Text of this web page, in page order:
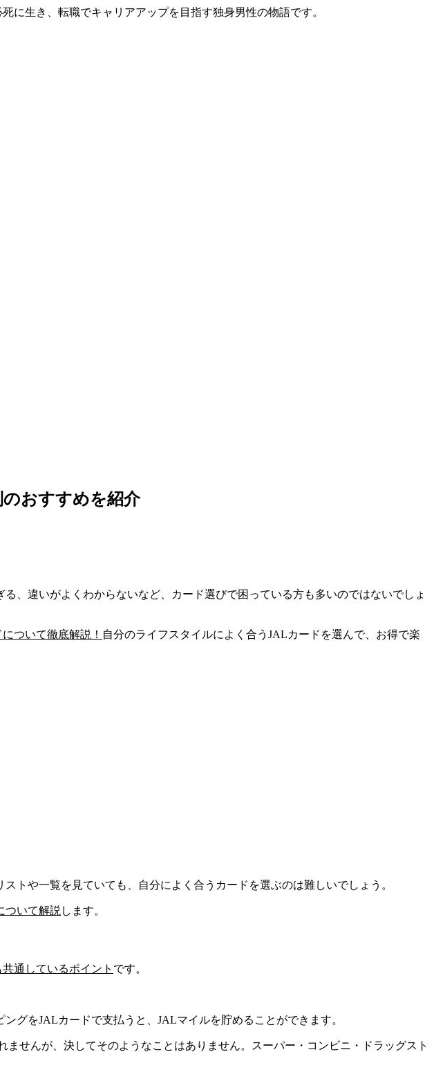
に生き、転職でキャリアアップを目指す独身男性の物語です。
おすすめを紹介
、違いがよくわからないなど、カード選びで困っている方も多いのではないでしょ
ついて徹底解説！ 自分のライフスタイルによく合うJALカードを選んで、お得で楽
トや一覧を見ていても、自分によく合うカードを選ぶのは難しいでしょう。
ついて解説 します。
通しているポイント です。
グをJALカードで支払うと、JALマイルを貯めることができます。
せんが、決してそのようなことはありません。スーパー・コンビニ・ドラッグスト